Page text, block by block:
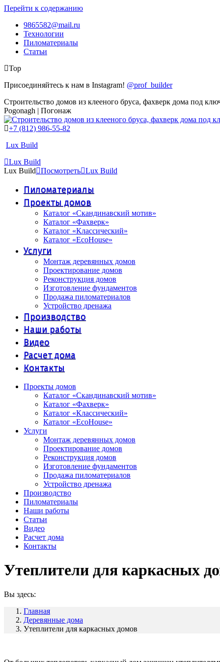
Перейти к содержанию
9865582@mail.ru
Технологии
Пиломатериалы
Статьи
Top
Присоединяйтесь к нам в Instagram! @prof_builder
Строительство домов из клееного бруса, фахверк дома под
Pogonagh | Погонаж
+7 (812) 986-55-82
Lux Build
Lux Build
Lux Build
Посмотреть Lux Build
Пиломатериалы
Проекты домов
Каталог «Скандинавский мотив»
Каталог «Фахверк»
Каталог «Классический»
Каталог «EcoHouse»
Услуги
Монтаж деревянных домов
Проектирование домов
Реконструкция домов
Изготовление фундаментов
Продажа пиломатериалов
Устройство дренажа
Производство
Наши работы
Видео
Расчет дома
Контакты
Проекты домов
Каталог «Скандинавский мотив»
Каталог «Фахверк»
Каталог «Классический»
Каталог «EcoHouse»
Услуги
Монтаж деревянных домов
Проектирование домов
Реконструкция домов
Изготовление фундаментов
Продажа пиломатериалов
Устройство дренажа
Производство
Пиломатериалы
Наши работы
Статьи
Видео
Расчет дома
Контакты
Утеплители для каркасных
Вы здесь:
Главная
Деревянные дома
Утеплители для каркасных домов